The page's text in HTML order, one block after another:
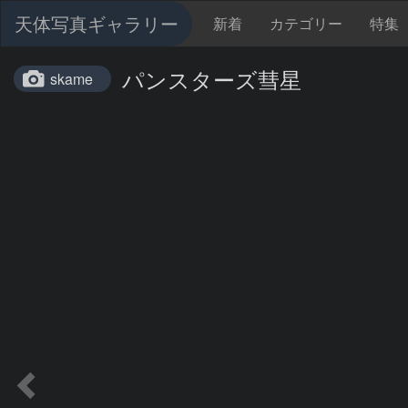
天体写真ギャラリー 新着 カテゴリー 特集
skame パンスターズ彗星